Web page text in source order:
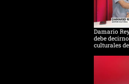
Damario
debe
culturales